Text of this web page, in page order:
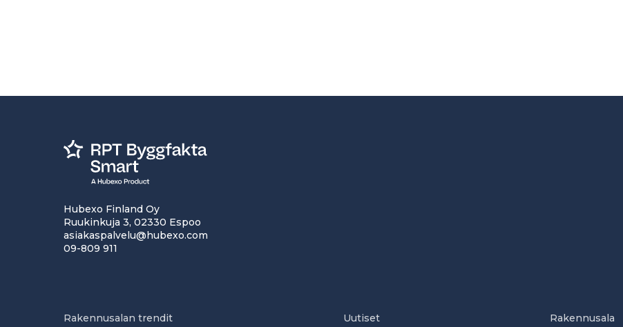
Hubexo Finland Oy
Ruukinkuja 3, 02330 Espoo
asiakaspalvelu@hubexo.com
09-809 911
Rakennusalan trendit Uutiset Rakennusala